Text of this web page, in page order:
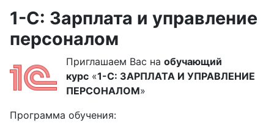
1-С: Зарплата и управление
персоналом
Приглашаем Вас на обучающий
курс «1-С: ЗАРПЛАТА И УПРАВЛЕНИЕ
ПЕРСОНАЛОМ»
Программа обучения: